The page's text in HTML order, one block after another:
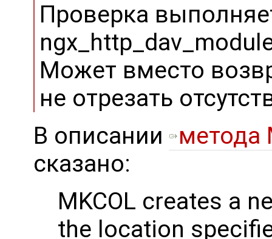
Проверка
Может вместо
не отрезать
В описании
метода
сказано:
MKCOL creates a
the location